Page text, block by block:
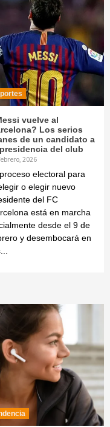
vuelve al
Los serios
de un candidato a
del club
2026
electoral para
o elegir nuevo
del FC
está en marcha
desde el 9 de
y desembocará en